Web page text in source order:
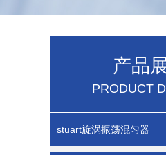
产品
PRODUCT
stuart旋涡振荡混匀器